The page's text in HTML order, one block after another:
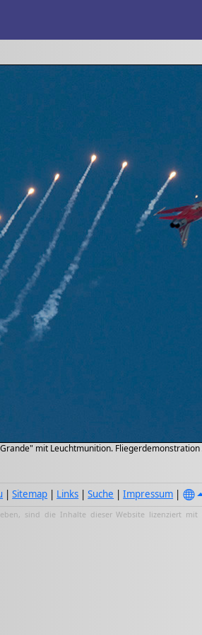
mit Leuchtmunition.
|Sitemap | Links |Suche |Impressum |
sind die Inhalte dieser Website lizenziert mit